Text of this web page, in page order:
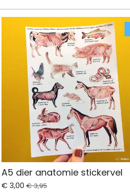
A5 dier anatomie stickervel
€ 3,00 € 3,95